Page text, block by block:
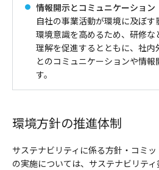
情報開示とコミュニケーション
自社の事業活動が環境に及ぼ
環境意識を高めるため、研修な
理解を促進するとともに、社内
とのコミュニケーションや情
す。
環境方針の推進体制
サステナビリティに係る方針・コミ
の実施については、サステナビリティ